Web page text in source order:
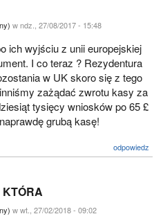
w ndz., 27/08/2017 - 15:48
ich wyjściu z unii europejskiej
I co teraz ? Rezydentura
w UK skoro się z tego
zażądać zwrotu kasy za
tysięcy wniosków po 65 £
grubą kasę!
odpowiedz
w wt., 27/02/2018 - 09:02